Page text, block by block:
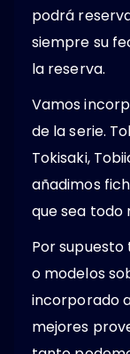
podrá
siempre su
la reserva.
Vamos
de la serie.
Tokisaki,
añadimos
que sea todo
Por
o modelos
incorporado
mejores